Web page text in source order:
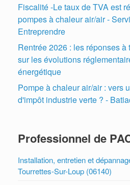
Fiscalité -Le taux de TVA est
pompes à chaleur air/air -
Entreprendre
Rentrée 2026 : les réponses
sur les évolutions
énergétique
Pompe à chaleur air/air : vers
d'impôt industrie verte ? -
Professionnel de
Installation, entretien et
Tourrettes-Sur-Loup (06140)